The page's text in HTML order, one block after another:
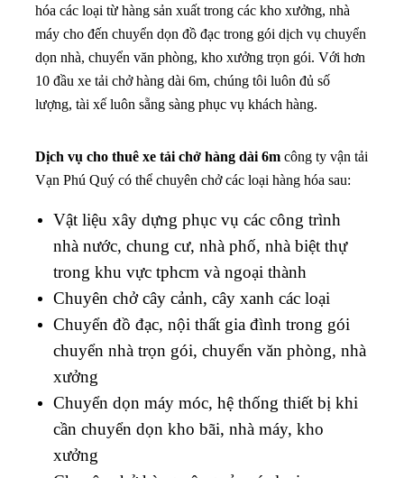
hóa các loại từ hàng sản xuất trong các kho xưởng, nhà
máy cho đến chuyển dọn đồ đạc trong gói dịch vụ chuyển
dọn nhà, chuyển văn phòng, kho xưởng trọn gói. Với hơn
10 đầu xe tải chở hàng dài 6m, chúng tôi luôn đủ số
lượng, tài xế luôn sẵng sàng phục vụ khách hàng.
Dịch vụ cho thuê xe tải chở hàng dài 6m công ty vận tải
Vạn Phú Quý có thể chuyên chở các loại hàng hóa sau:
Vật liệu xây dựng phục vụ các công trình
nhà nước, chung cư, nhà phố, nhà biệt thự
trong khu vực tphcm và ngoại thành
Chuyên chở cây cảnh, cây xanh các loại
Chuyển đồ đạc, nội thất gia đình trong gói
chuyển nhà trọn gói, chuyển văn phòng, nhà
xưởng
Chuyển dọn máy móc, hệ thống thiết bị khi
cần chuyển dọn kho bãi, nhà máy, kho
xưởng